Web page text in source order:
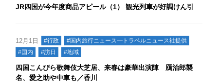
JR四国が今年度商品アピール（1） 観光列車が好調けん引
12月1日 #行政
#国内旅行ニュース―トラベルニュース社提供
#国内
#訪日 #地域
四国こんぴら歌舞伎大芝居、来春は豪華出演陣 鴈治郎襲
名、愛之助や中車も／香川